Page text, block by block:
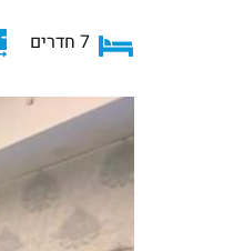
7 חדרים